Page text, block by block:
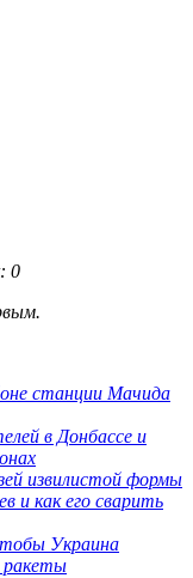
0
станции Мачида
в Донбассе и
извилистой формы
и как его сварить
Украина
ракеты